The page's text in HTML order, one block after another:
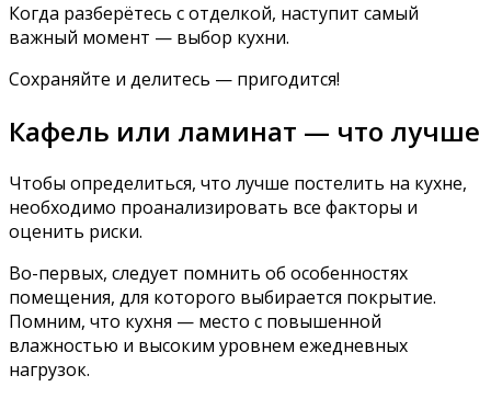
Когда разберётесь с отделкой, наступит самый
важный момент — выбор кухни.
Сохраняйте и делитесь — пригодится!
Кафель или ламинат — что лучше
Чтобы определиться, что лучше постелить на кухне,
необходимо проанализировать все факторы и
оценить риски.
Во-первых, следует помнить об особенностях
помещения, для которого выбирается покрытие.
Помним, что кухня — место с повышенной
влажностью и высоким уровнем ежедневных
нагрузок.